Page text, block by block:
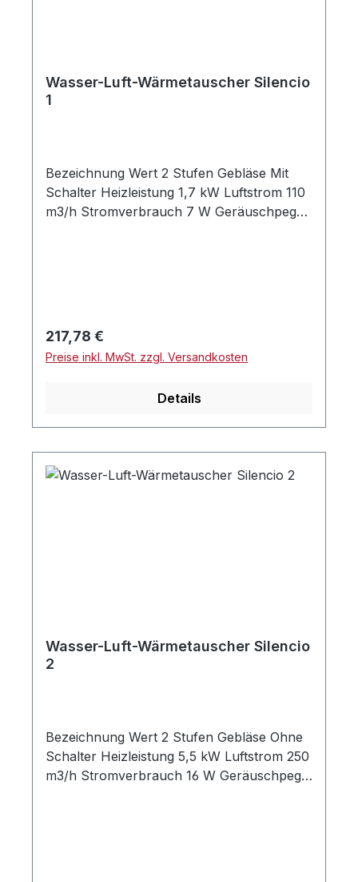
Wasser-Luft-Wärmetauscher Silencio
1
Bezeichnung Wert 2 Stufen Gebläse Mit
Schalter Heizleistung 1,7 kW Luftstrom 110
m3/h Stromverbrauch 7 W Geräuschpegel
energiesparenden Lüfter Abmessungen
(B/H/T): 210 x 156 x 125,7 cm
Regulärer Preis:
217,78 €
Preise inkl. MwSt. zzgl. Versandkosten
Details
Wasser-Luft-Wärmetauscher Silencio
2
Bezeichnung Wert 2 Stufen Gebläse Ohne
Schalter Heizleistung 5,5 kW Luftstrom 250
m3/h Stromverbrauch 16 W Geräuschpegel